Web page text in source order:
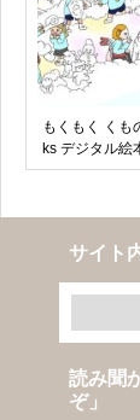
もくもく く
ks デジタル絵
サイト
読み聞
ぞ」